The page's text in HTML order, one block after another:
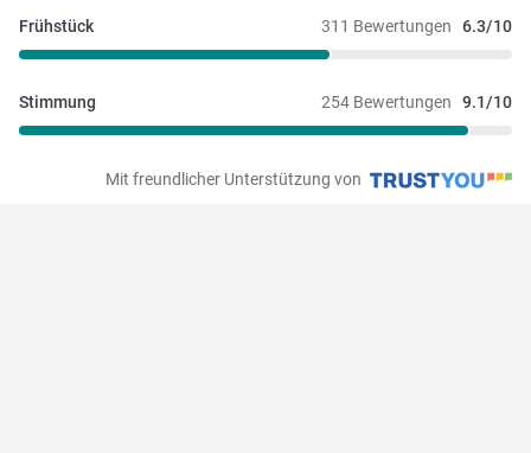
311 Bewertungen 6.3/10
Frühstück
254 Bewertungen 9.1/10
Stimmung
Mit freundlicher Unterstützung von